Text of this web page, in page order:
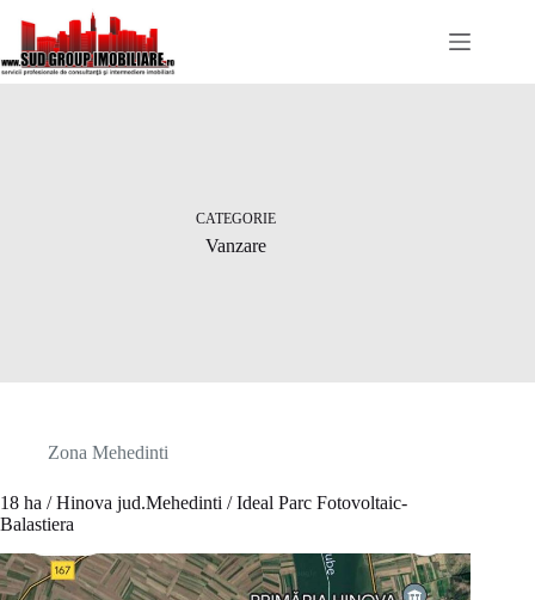
conținut
CATEGORIE
Vanzare
Zona Mehedinti
18 ha / Hinova jud.Mehedinti / Ideal Parc Fotovoltaic-
Balastiera